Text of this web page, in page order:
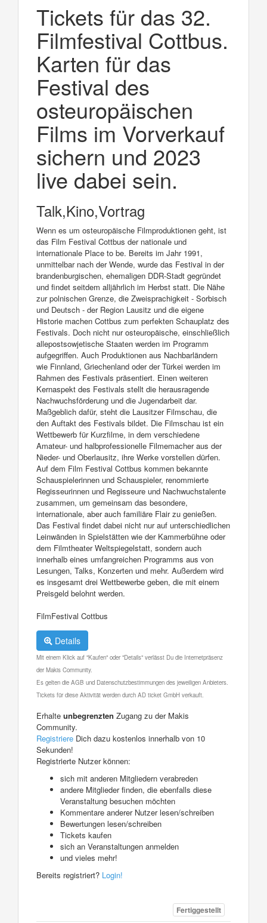
Tickets für das 32.
Filmfestival Cottbus.
Karten für das
Festival des
osteuropäischen
Films im Vorverkauf
sichern und 2023
live dabei sein.
Talk,Kino,Vortrag
Wenn es um osteuropäische Filmproduktionen geht, ist
das Film Festival Cottbus der nationale und
internationale Place to be. Bereits im Jahr 1991,
unmittelbar nach der Wende, wurde das Festival in der
brandenburgischen, ehemaligen DDR-Stadt gegründet
und findet seitdem alljährlich im Herbst statt. Die Nähe
zur polnischen Grenze, die Zweisprachigkeit - Sorbisch
und Deutsch - der Region Lausitz und die eigene
Historie machen Cottbus zum perfekten Schauplatz des
Festivals. Doch nicht nur osteuropäische, einschließlich
allepostsowjetische Staaten werden im Programm
aufgegriffen. Auch Produktionen aus Nachbarländern
wie Finnland, Griechenland oder der Türkei werden im
Rahmen des Festivals präsentiert. Einen weiteren
Kernaspekt des Festivals stellt die herausragende
Nachwuchsförderung und die Jugendarbeit dar.
Maßgeblich dafür, steht die Lausitzer Filmschau, die
den Auftakt des Festivals bildet. Die Filmschau ist ein
Wettbewerb für Kurzfilme, in dem verschiedene
Amateur- und halbprofessionelle Filmemacher aus der
Nieder- und Oberlausitz, ihre Werke vorstellen dürfen.
Auf dem Film Festival Cottbus kommen bekannte
Schauspielerinnen und Schauspieler, renommierte
Regisseurinnen und Regisseure und Nachwuchstalente
zusammen, um gemeinsam das besondere,
internationale, aber auch familiäre Flair zu genießen.
Das Festival findet dabei nicht nur auf unterschiedlichen
Leinwänden in Spielstätten wie der Kammerbühne oder
dem Filmtheater Weltspiegelstatt, sondern auch
innerhalb eines umfangreichen Programms aus von
Lesungen, Talks, Konzerten und mehr. Außerdem wird
es insgesamt drei Wettbewerbe geben, die mit einem
Preisgeld belohnt werden.
FilmFestival Cottbus
Details
Mit einem Klick auf "Kaufen" oder "Details" verlässt Du die Internetpräsenz
der Makis Community.
Es gelten die AGB und Datenschutzbestimmungen des jeweiligen Anbieters.
Tickets für diese Aktivität werden durch AD ticket GmbH verkauft.
Erhalte unbegrenzten Zugang zu der Makis
Community.
Registriere Dich dazu kostenlos innerhalb von 10
Sekunden!
Registrierte Nutzer können:
sich mit anderen Mitgliedern verabreden
andere Mitglieder finden, die ebenfalls diese
Veranstaltung besuchen möchten
Kommentare anderer Nutzer lesen/schreiben
Bewertungen lesen/schreiben
Tickets kaufen
sich an Veranstaltungen anmelden
und vieles mehr!
Bereits registriert? Login!
Fertiggestellt